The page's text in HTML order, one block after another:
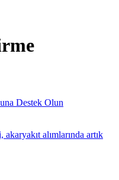
Destek Olun
alımlarında artık